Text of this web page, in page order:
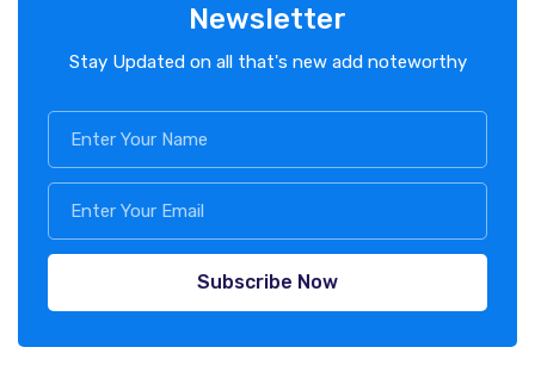
Newsletter
Stay Updated on all that's new add noteworthy
Subscribe Now